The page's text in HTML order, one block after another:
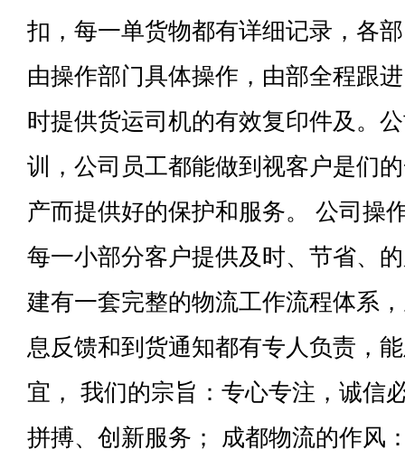
扣，每一单货物都有详细记录，各
由操作部门具体操作，由部全程跟
时提供货运司机的有效复印件及。
训，公司员工都能做到视客户是们
产而提供好的保护和服务。 公司操
每一小部分客户提供及时、节省、
建有一套完整的物流工作流程体系
息反馈和到货通知都有专人负责，
宜， 我们的宗旨：专心专注，诚信
拼搏、创新服务； 成都物流的作风